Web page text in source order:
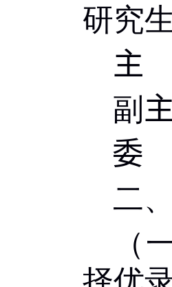
研究
主
副
委
二
（